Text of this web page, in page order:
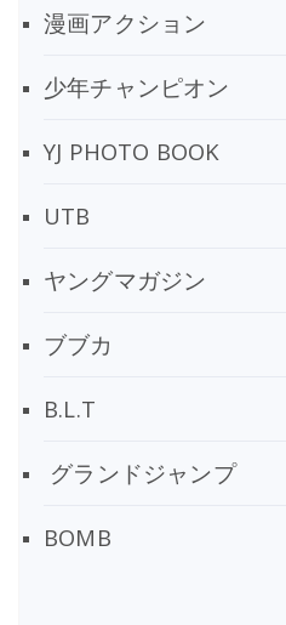
漫画アクション
少年チャンピオン
YJ PHOTO BOOK
UTB
ヤングマガジン
ブブカ
B.L.T
グランドジャンプ
BOMB